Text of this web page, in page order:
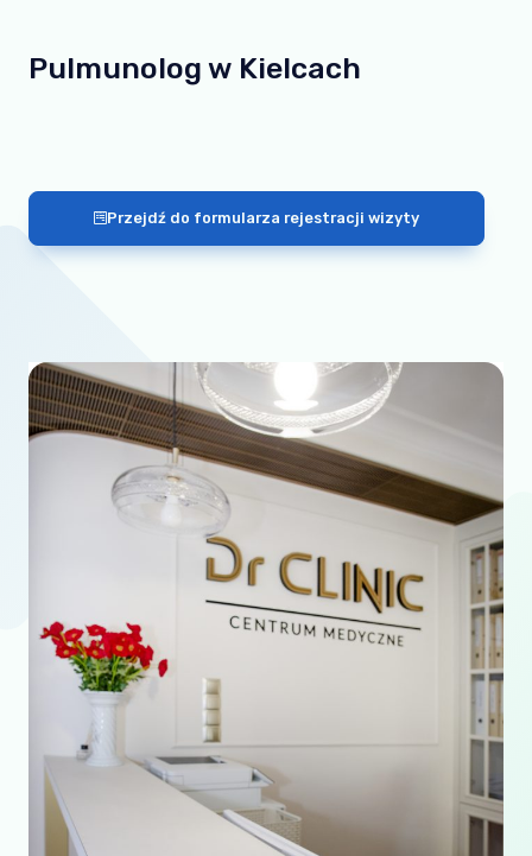
Pulmunolog w Kielcach
Przejdź do formularza rejestracji wizyty